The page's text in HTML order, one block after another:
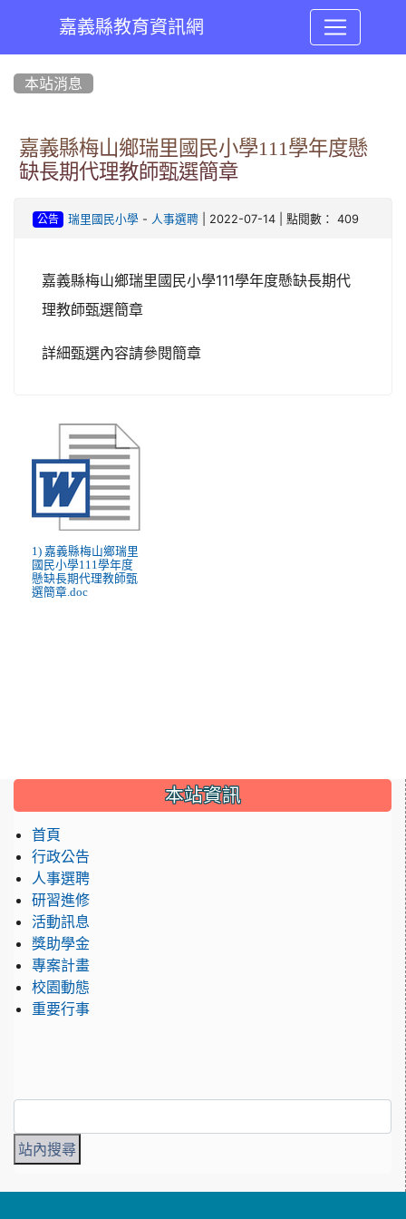
嘉義縣教育資訊網
本站消息
嘉義縣梅山鄉瑞里國民小學111學年度懸
缺長期代理教師甄選簡章
公告 瑞里國民小學- 人事選聘| 2022-07-14 | 點閱數： 409
嘉義縣梅山鄉瑞里國民小學111學年度懸缺長期代
理教師甄選簡章
詳細甄選內容請參閱簡章
1) 嘉義縣梅山鄉瑞里
國民小學111學年度
懸缺長期代理教師甄
選簡章.doc
::: 本站資訊
首頁
行政公告
人事選聘
研習進修
活動訊息
獎助學金
專案計畫
校園動態
重要行事